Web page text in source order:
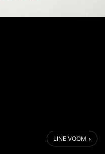
LINE VOOM